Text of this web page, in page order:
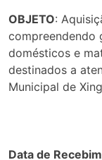
OBJETO:
compreendendo
domésticos e
destinados a
Municipal de
Data de